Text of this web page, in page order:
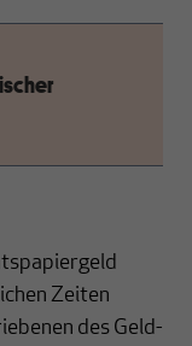
Zeiten
des Geld-